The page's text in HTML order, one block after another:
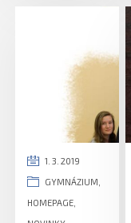
1. 3. 2019
GYMNÁZIUM
HOMEPAGE